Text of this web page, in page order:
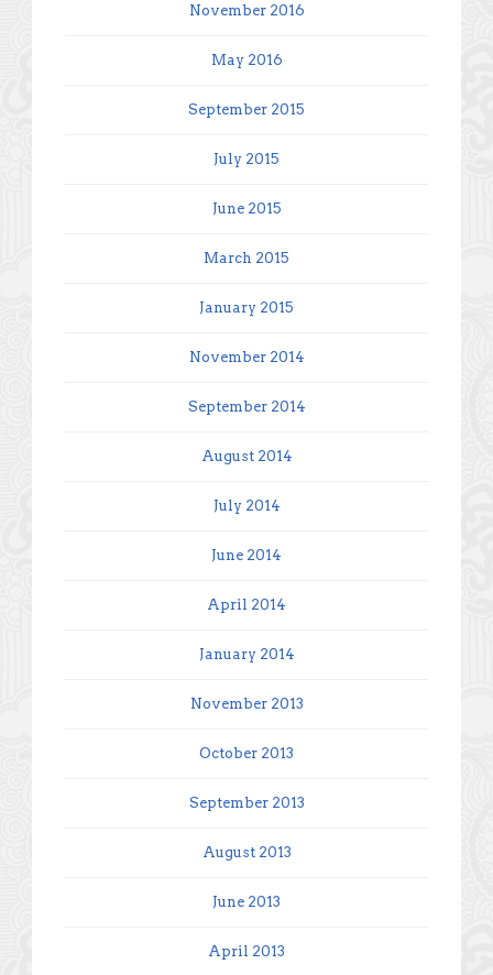
November 2016
May 2016
September 2015
July 2015
June 2015
March 2015
January 2015
November 2014
September 2014
August 2014
July 2014
June 2014
April 2014
January 2014
November 2013
October 2013
September 2013
August 2013
June 2013
April 2013